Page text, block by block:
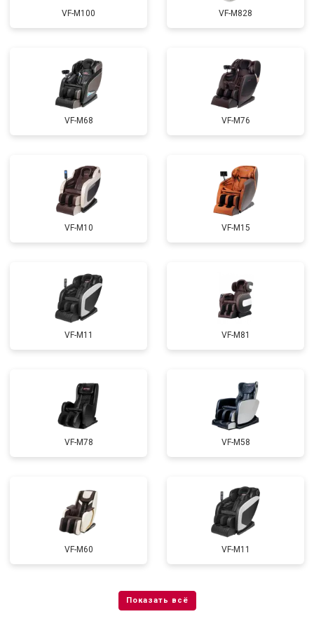
Ремонт сканера от 4800 ₽ Заказать
Ремонт купюроприемника
Замена сетевого трансформатора от 4500 ₽ Заказать
Ремонт микро-лифта от 5500 ₽
VF-M100 VF-M828
VF-M68 VF-M76
VF-M10 VF-M15
VF-M11 VF-M81
VF-M78 VF-M58
VF-M60 VF-M11